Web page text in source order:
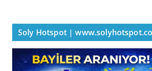
Soly Hotspot |